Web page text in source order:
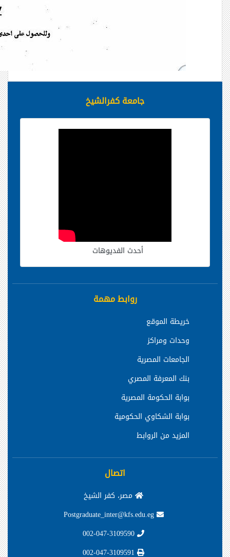
جامعة كفرالشيخ
أحدث الفديوهات
روابط مهمة
خريطة الموقع
وحدات ومراكز
الجامعات المصرية
بنك المعرفة المصري
بوابة الحكومة المصرية
بوابة الشكاوي الحكومية
المزيد من الروابط
اتصال
مصر، كفر الشيخ
Postgraduate_inter@kfs.edu.eg